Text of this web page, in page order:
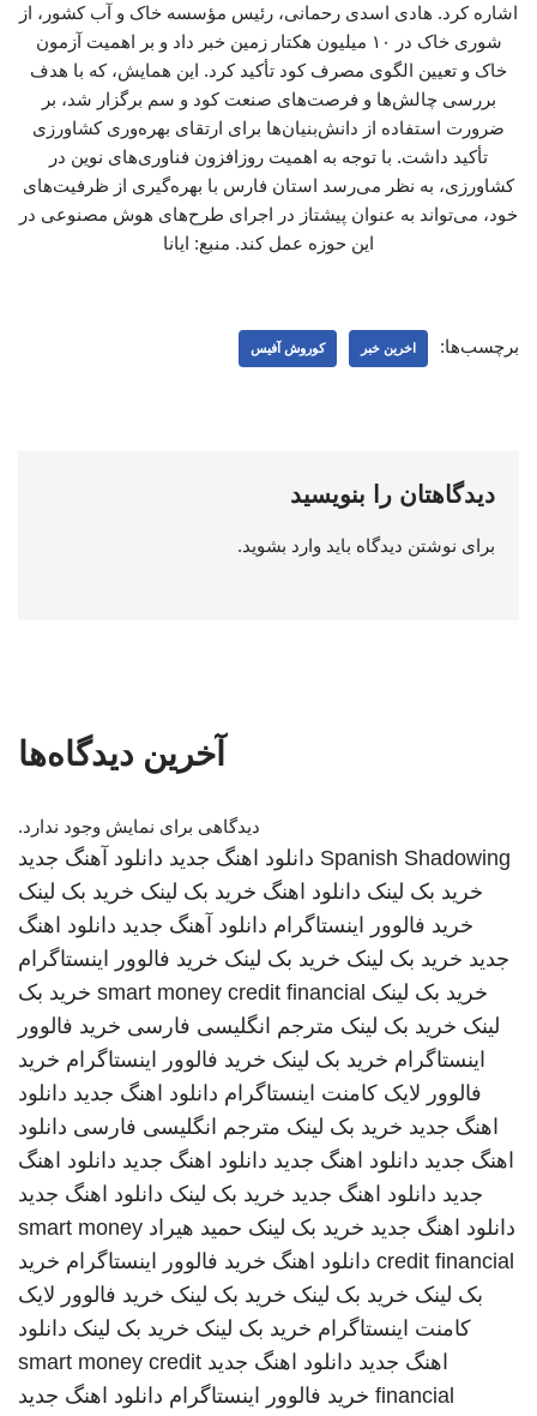
اشاره کرد. هادی اسدی رحمانی، رئیس مؤسسه خاک و آب کشور، از
شوری خاک در ۱۰ میلیون هکتار زمین خبر داد و بر اهمیت آزمون
خاک و تعیین الگوی مصرف کود تأکید کرد. این همایش، که با هدف
بررسی چالش‌ها و فرصت‌های صنعت کود و سم برگزار شد، بر
ضرورت استفاده از دانش‌بنیان‌ها برای ارتقای بهره‌وری کشاورزی
تأکید داشت. با توجه به اهمیت روزافزون فناوری‌های نوین در
کشاورزی، به نظر می‌رسد استان فارس با بهره‌گیری از ظرفیت‌های
خود، می‌تواند به عنوان پیشتاز در اجرای طرح‌های هوش مصنوعی در
این حوزه عمل کند. منبع: ایانا
برچسب‌ها: اخرین خبر کوروش آفیس
دیدگاهتان را بنویسید
برای نوشتن دیدگاه باید وارد بشوید.
آخرین دیدگاه‌ها
دیدگاهی برای نمایش وجود ندارد.
Spanish Shadowing دانلود اهنگ جدید دانلود آهنگ جدید
خرید بک لینک دانلود اهنگ خرید بک لینک خرید بک لینک
خرید فالوور اینستاگرام دانلود آهنگ جدید دانلود اهنگ
جدید خرید بک لینک خرید بک لینک خرید فالوور اینستاگرام
خرید بک لینک smart money credit financial خرید بک
لینک خرید بک لینک مترجم انگلیسی فارسی خرید فالوور
اینستاگرام خرید بک لینک خرید فالوور اینستاگرام خرید
فالوور لایک کامنت اینستاگرام دانلود اهنگ جدید دانلود
اهنگ جدید خرید بک لینک مترجم انگلیسی فارسی دانلود
اهنگ جدید دانلود اهنگ جدید دانلود اهنگ جدید دانلود اهنگ
جدید دانلود اهنگ جدید خرید بک لینک دانلود اهنگ جدید
دانلود اهنگ جدید خرید بک لینک حمید هیراد smart money
credit financial دانلود اهنگ خرید فالوور اینستاگرام خرید
بک لینک خرید بک لینک خرید بک لینک خرید فالوور لایک
کامنت اینستاگرام خرید بک لینک خرید بک لینک دانلود
اهنگ جدید دانلود اهنگ جدید smart money credit
financial خرید فالوور اینستاگرام دانلود اهنگ جدید